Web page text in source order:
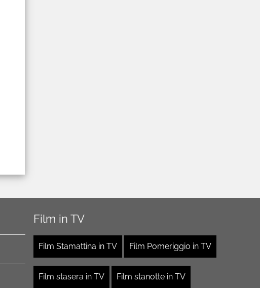
Film in TV
Film Stamattina in TV Film Pomeriggio in TV
Film stasera in TV Film stanotte in TV